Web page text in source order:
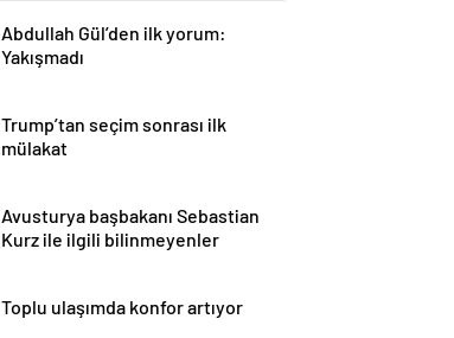
Abdullah Gül’den ilk yorum:
Yakışmadı
Trump’tan seçim sonrası ilk
mülakat
Avusturya başbakanı Sebastian
Kurz ile ilgili bilinmeyenler
Toplu ulaşımda konfor artıyor